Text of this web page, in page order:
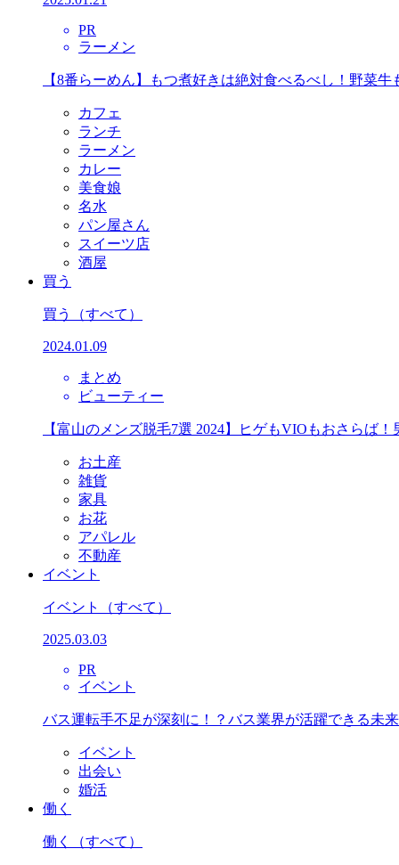
PR
ラーメン
【8番らーめん】もつ煮好きは絶対食べるべし！野菜
カフェ
ランチ
ラーメン
カレー
美食娘
名水
パン屋さん
スイーツ店
酒屋
買う
買う （すべて）
2024.01.09
まとめ
ビューティー
【富山のメンズ脱毛7選 2024】ヒゲもVIOもおさらば
お土産
雑貨
家具
お花
アパレル
不動産
イベント
イベント （すべて）
2025.03.03
PR
イベント
バス運転手不足が深刻に！？バス業界が活躍できる未
イベント
出会い
婚活
働く
働く （すべて）